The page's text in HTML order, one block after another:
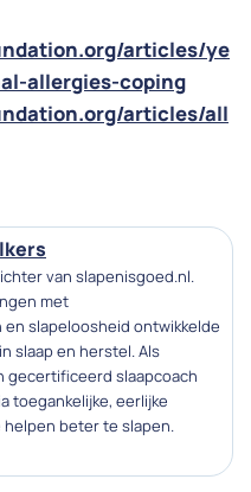
articles/ye
allergies-coping
articles/all
van slapenisgoed.nl.
met
slapeloosheid ontwikkelde
slaap en herstel. Als
gecertificeerd slaapcoach
toegankelijke, eerlijke
beter te slapen.